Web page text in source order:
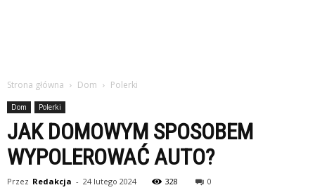
Strona główna Dom Polerki
Dom Polerki
JAK DOMOWYM SPOSOBEM
WYPOLEROWAĆ AUTO?
Przez Redakcja - 24 lutego 2024 328 0